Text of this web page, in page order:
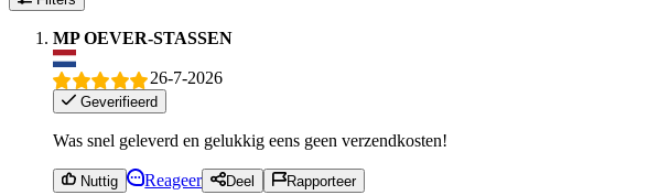
MP OEVER-STASSEN
26-7-2026
Geverifieerd
Was snel geleverd en gelukkig eens geen verzendkosten!
Nuttig Reageer Deel Rapporteer